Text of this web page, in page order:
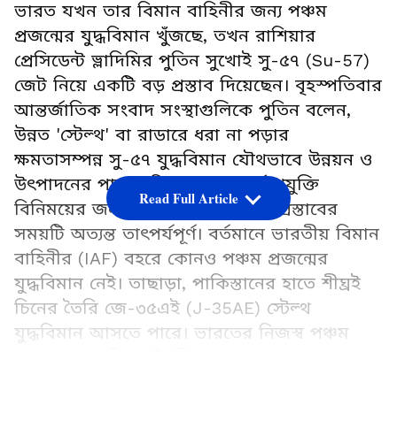
ভারত যখন তার বিমান বাহিনীর জন্য পঞ্চম
প্রজন্মের যুদ্ধবিমান খুঁজছে, তখন রাশিয়ার
প্রেসিডেন্ট ভ্লাদিমির পুতিন সুখোই সু-৫৭ (Su-57)
জেট নিয়ে একটি বড় প্রস্তাব দিয়েছেন। বৃহস্পতিবার
আন্তর্জাতিক সংবাদ সংস্থাগুলিকে পুতিন বলেন,
উন্নত 'স্টেল্থ' বা রাডারে ধরা না পড়ার
ক্ষমতাসম্পন্ন সু-৫৭ যুদ্ধবিমান যৌথভাবে উন্নয়ন ও
উৎপাদনের পাশাপাশি এর গুরুত্বপূর্ণ প্রযুক্তি
বিনিময়ের জন্যও রাশিয়া প্রস্তুত। এই প্রস্তাবের
সময়টি অত্যন্ত তাৎপর্যপূর্ণ। বর্তমানে ভারতীয় বিমান
বাহিনীর (IAF) বহরে কোনও পঞ্চম প্রজন্মের
যুদ্ধবিমান নেই। তাছাড়া, পাকিস্তানের হাতে শীঘ্রই
চিনের তৈরি জে-৩৫এই (J-35AE) স্টেল্থ
যুদ্ধবিমান আসতে পারে। ভারতের নিজস্ব পঞ্চম
Read Full Article